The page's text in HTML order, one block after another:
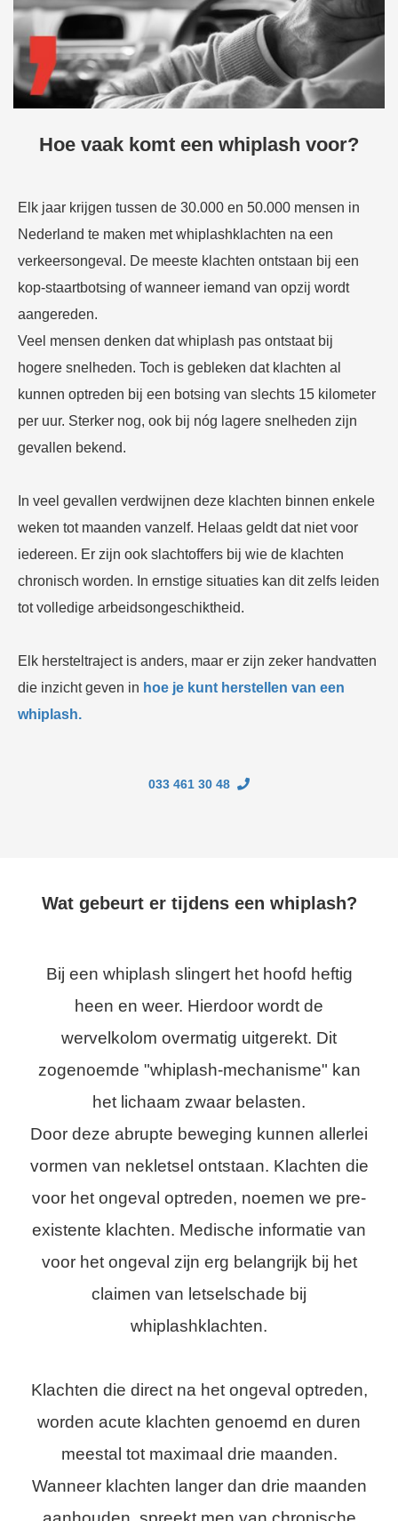
Hoe vaak komt een whiplash voor?
Elk jaar krijgen tussen de 30.000 en 50.000 mensen in
Nederland te maken met whiplashklachten na een
verkeersongeval. De meeste klachten ontstaan bij een
kop-staartbotsing of wanneer iemand van opzij wordt
aangereden.
Veel mensen denken dat whiplash pas ontstaat bij
hogere snelheden. Toch is gebleken dat klachten al
kunnen optreden bij een botsing van slechts 15 kilometer
per uur. Sterker nog, ook bij nóg lagere snelheden zijn
gevallen bekend.
In veel gevallen verdwijnen deze klachten binnen enkele
weken tot maanden vanzelf. Helaas geldt dat niet voor
iedereen. Er zijn ook slachtoffers bij wie de klachten
chronisch worden. In ernstige situaties kan dit zelfs leiden
tot volledige arbeidsongeschiktheid.
Elk hersteltraject is anders, maar er zijn zeker handvatten
die inzicht geven in hoe je kunt herstellen van een
whiplash.
033 461 30 48
Wat gebeurt er tijdens een whiplash?
Bij een whiplash slingert het hoofd heftig
heen en weer. Hierdoor wordt de
wervelkolom overmatig uitgerekt. Dit
zogenoemde "whiplash-mechanisme" kan
het lichaam zwaar belasten.
Door deze abrupte beweging kunnen allerlei
vormen van nekletsel ontstaan. Klachten die
voor het ongeval optreden, noemen we pre-
existente klachten. Medische informatie van
voor het ongeval zijn erg belangrijk bij het
claimen van letselschade bij
whiplashklachten.
Klachten die direct na het ongeval optreden,
worden acute klachten genoemd en duren
meestal tot maximaal drie maanden.
Wanneer klachten langer dan drie maanden